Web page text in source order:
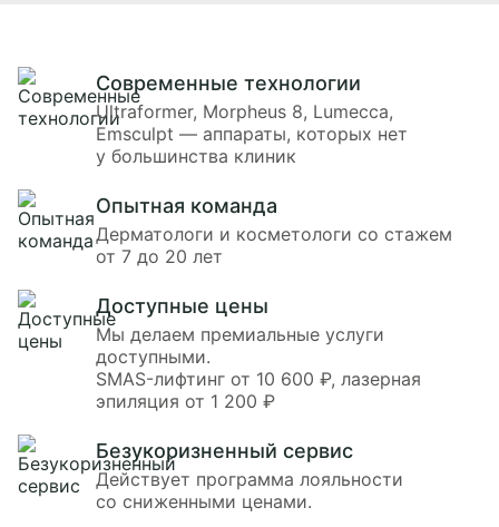
Современные технологии
Ultraformer, Morpheus 8, Lumecca,
Emsculpt — аппараты, которых нет
у большинства клиник
Опытная команда
Дерматологи и косметологи со стажем
от 7 до 20 лет
Доступные цены
Мы делаем премиальные услуги
доступными.
SMAS-лифтинг от 10 600 ₽, лазерная
эпиляция от 1 200 ₽
Безукоризненный сервис
Действует программа лояльности
со сниженными ценами.